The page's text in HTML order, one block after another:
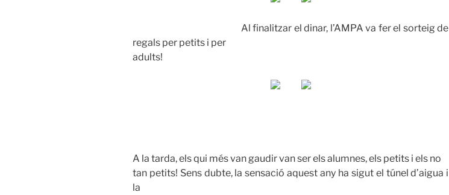
Al finalitzar el dinar, l’AMPA va fer el sorteig de
regals per petits i per
adults!
A la tarda, els qui més van gaudir van ser els alumnes, els petits i els no
tan petits! Sens dubte, la sensació aquest any ha sigut el túnel d’aigua i
la